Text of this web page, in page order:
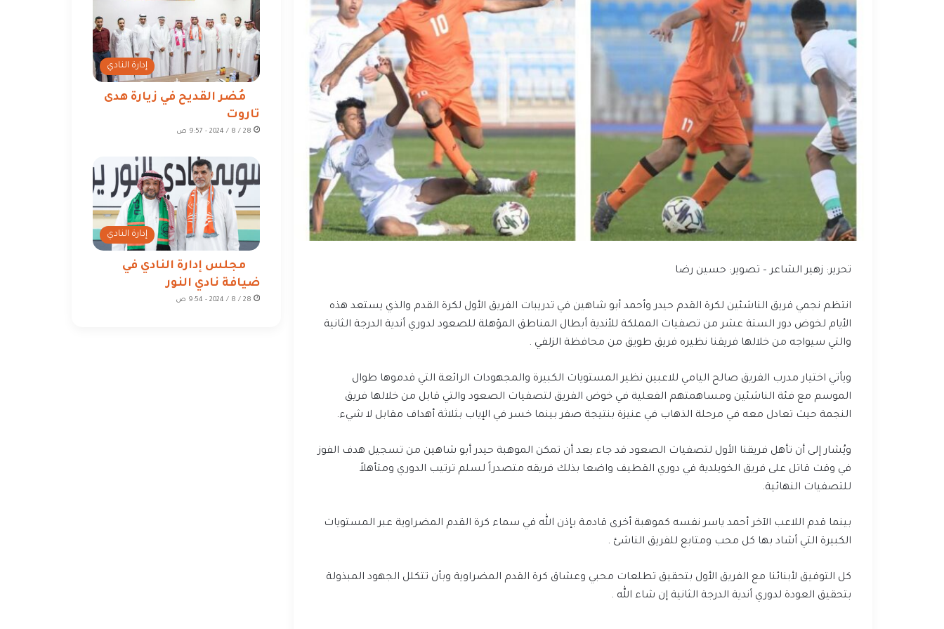
تحرير: زهير الشاعر – تصوير: حسين رضا
انتظم نجمي فريق الناشئين لكرة القدم حيدر وأحمد أبو شاهين في تدريبات الفريق الأول لكرة القدم والذي يستعد هذه
الأيام لخوض دور الستة عشر من تصفيات المملكة للأندية أبطال المناطق المؤهلة للصعود لدوري أندية الدرجة الثانية
والتي سيواجه من خلالها فريقنا نظيره فريق طويق من محافظة الزلفي .
ويأتي اختيار مدرب الفريق صالح اليامي للاعبين نظير المستويات الكبيرة والمجهودات الرائعة التي قدموها طوال
الموسم مع فئة الناشئين ومساهمتهم الفعلية في خوض الفريق لتصفيات الصعود والتي قابل من خلالها فريق
النجمة حيث تعادل معه في مرحلة الذهاب في عنيزة بنتيجة صفر بينما خسر في الإياب بثلاثة أهداف مقابل لا شيء.
ويُشار إلى أن تأهل فريقنا الأول لتصفيات الصعود قد جاء بعد أن تمكن الموهبة حيدر أبو شاهين من تسجيل هدف الفوز
في وقت قاتل على فريق الخويلدية في دوري القطيف واضعا بذلك فريقه متصدراً لسلم ترتيب الدوري ومتأهلاً
للتصفيات النهائية.
بينما قدم اللاعب الآخر أحمد ياسر نفسه كموهبة أخرى قادمة بإذن الله في سماء كرة القدم المضراوية عبر المستويات
الكبيرة التي أشاد بها كل محب ومتابع للفريق الناشئ .
كل التوفيق لأبنائنا مع الفريق الأول بتحقيق تطلعات محبي وعشاق كرة القدم المضراوية وبأن تتكلل الجهود المبذولة
بتحقيق العودة لدوري أندية الدرجة الثانية إن شاء الله .
إدارة النادي
مُضر القديح في زيارة هدى
تاروت
28 / 8 / 2024 - 9:57 ص
إدارة النادي
مجلس إدارة النادي في
ضيافة نادي النور
28 / 8 / 2024 - 9:54 ص